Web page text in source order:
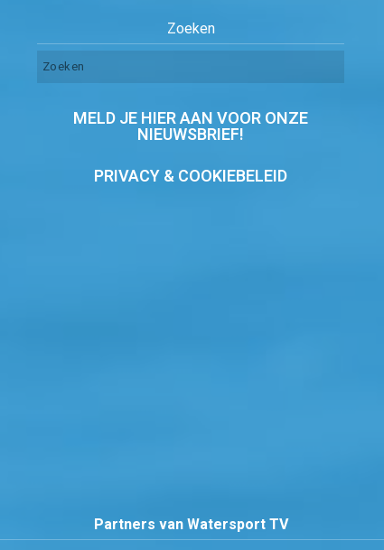
Zoeken
MELD JE HIER AAN VOOR ONZE
NIEUWSBRIEF!
PRIVACY & COOKIEBELEID
Partners van Watersport TV